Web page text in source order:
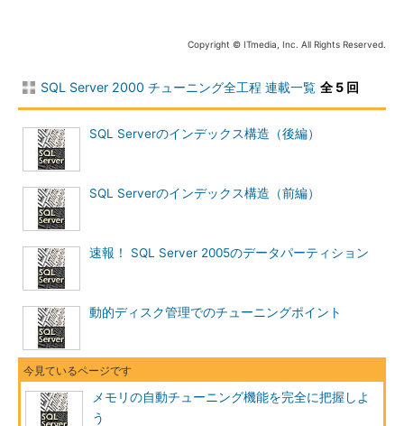
SQL Serverの管理するリソースの中で、最も重要なのがメモ
は、SQL Serverのシステムが使用している実行コードの領域と
メモリプールの2つの領域から構成され、それぞれに複数の構成
が変更される領域がメモリプールです。
Copyright © ITmedia, Inc. All Rights Reserved.
SQL Server 2000 チューニング全工程 連載一覧 全 5 回
SQL Serverのインデックス構造（後編）
SQL Serverのインデックス構造（前編）
速報！ SQL Server 2005のデータパーティション
動的ディスク管理でのチューニングポイント
メモリの自動チューニング機能を完全に把握しよ
う